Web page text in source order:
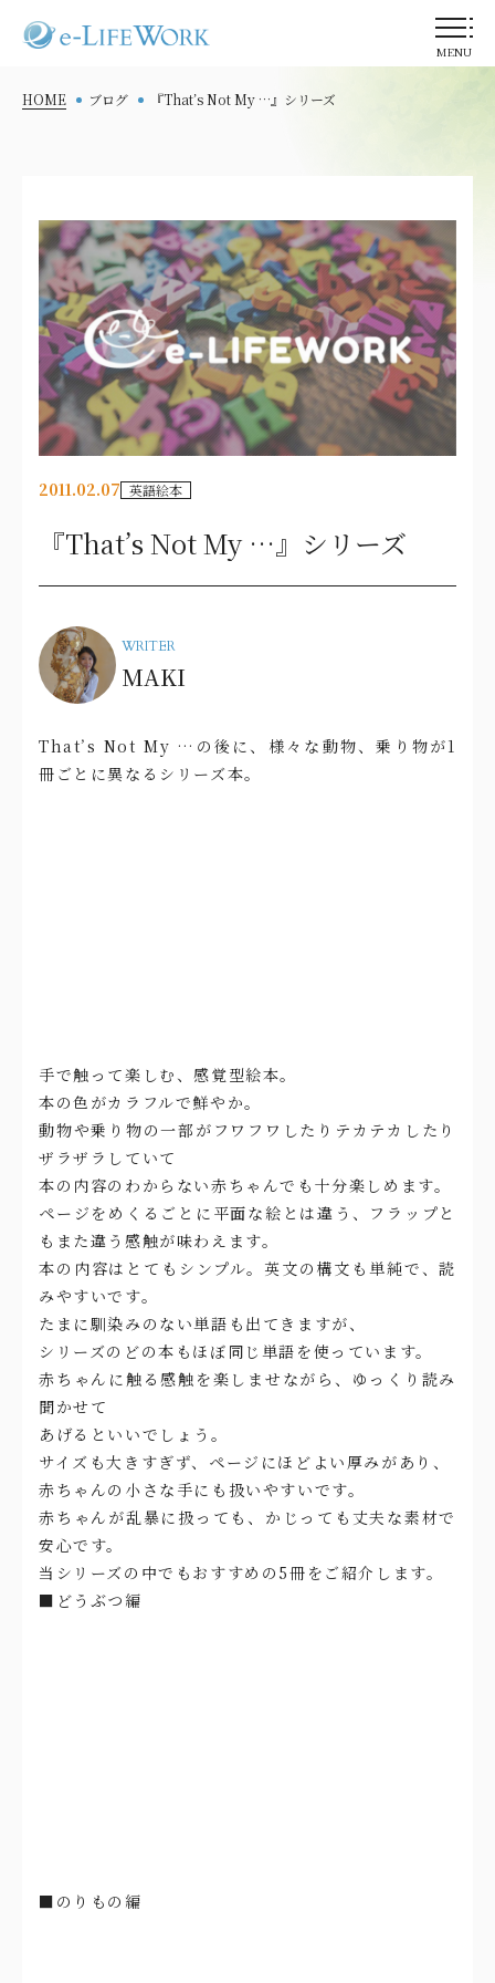
MENU
HOME ブログ 『That’s Not My …』シリーズ
2011.02.07 英語絵本
『That’s Not My …』シリーズ
WRITER
MAKI
That’s Not My …の後に、様々な動物、乗り物が1
冊ごとに異なるシリーズ本。
手で触って楽しむ、感覚型絵本。
本の色がカラフルで鮮やか。
動物や乗り物の一部がフワフワしたりテカテカしたり
ザラザラしていて
本の内容のわからない赤ちゃんでも十分楽しめます。
ページをめくるごとに平面な絵とは違う、フラップと
もまた違う感触が味わえます。
本の内容はとてもシンプル。英文の構文も単純で、読
みやすいです。
たまに馴染みのない単語も出てきますが、
シリーズのどの本もほぼ同じ単語を使っています。
赤ちゃんに触る感触を楽しませながら、ゆっくり読み
聞かせて
あげるといいでしょう。
サイズも大きすぎず、ページにほどよい厚みがあり、
赤ちゃんの小さな手にも扱いやすいです。
赤ちゃんが乱暴に扱っても、かじっても丈夫な素材で
安心です。
当シリーズの中でもおすすめの5冊をご紹介します。
■どうぶつ編
■のりもの編